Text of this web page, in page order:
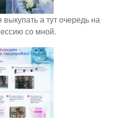
а тут очередь на
со мной.